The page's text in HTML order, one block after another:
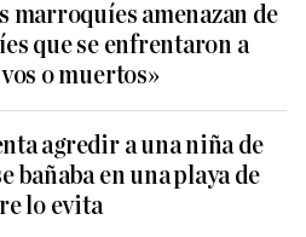
marroquíes amenazan de
que se enfrentaron a
o muertos»
agredir a una niña de
bañaba en una playa de
lo evita